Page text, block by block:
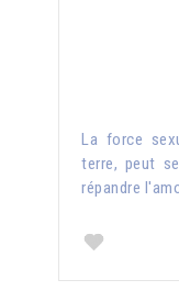
La force
terre, peut
répandre